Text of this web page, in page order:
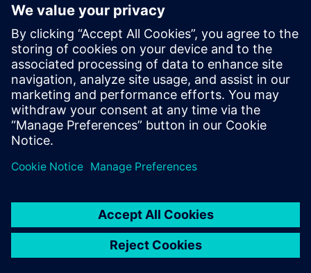
Pré-requisitos
Unidade = Alimentado por CA (FVD/VSD possível no caso
de equipamento de baixa tensão)
Equipamento = rotacionamento
Conectividade (4G, WiFi, LAN)
Hardware SAM4 (dispositivo de aquisição de dados)